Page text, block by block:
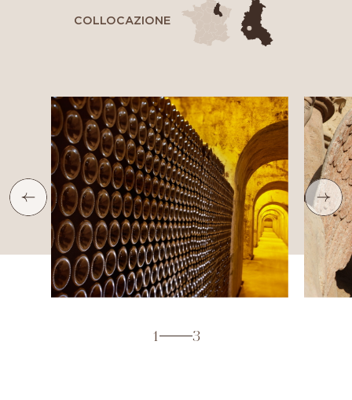
COLLOCAZIONE
1 3